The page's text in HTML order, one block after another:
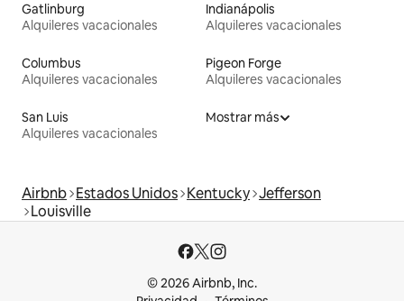
Gatlinburg
Alquileres vacacionales
Indianápolis
Alquileres vacacionales
Columbus
Alquileres vacacionales
Pigeon Forge
Alquileres vacacionales
San Luis
Alquileres vacacionales
Mostrar más
Airbnb Estados Unidos Kentucky Jefferson
Louisville
© 2026 Airbnb, Inc.